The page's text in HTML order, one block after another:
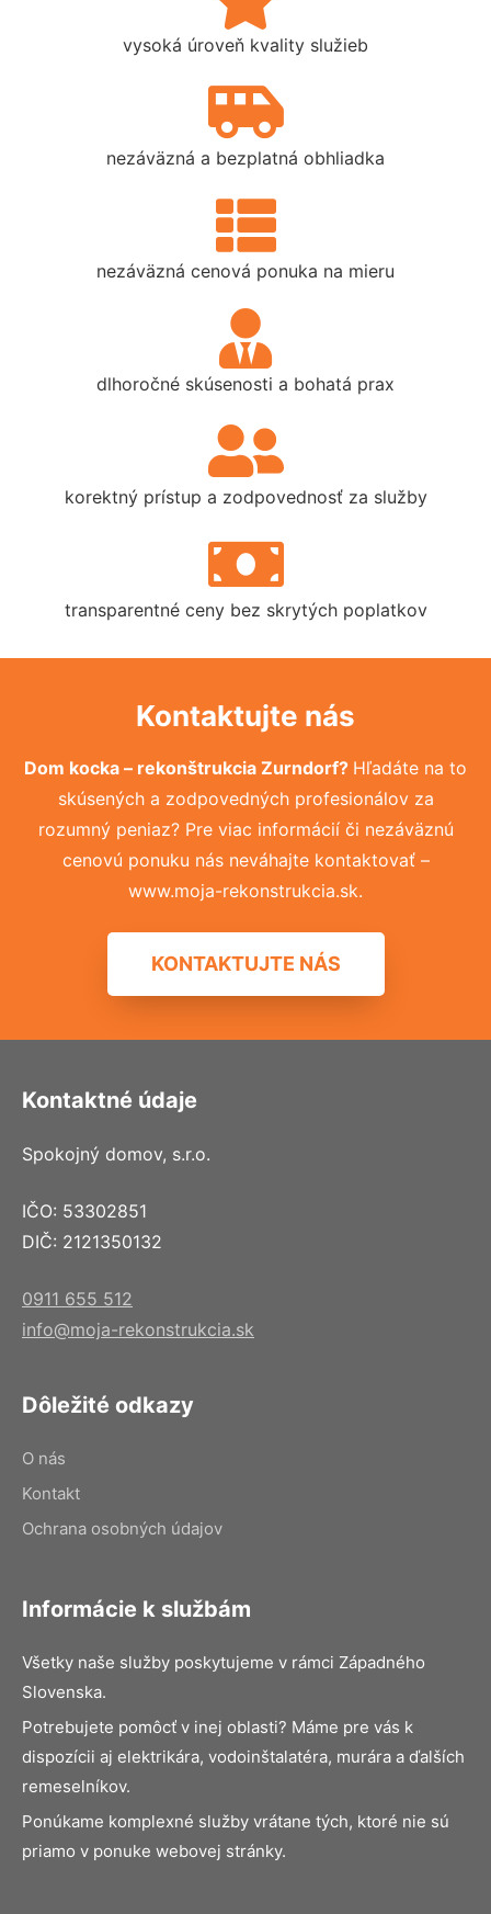
vysoká úroveň kvality služieb
nezáväzná a bezplatná obhliadka
nezáväzná cenová ponuka na mieru
dlhoročné skúsenosti a bohatá prax
korektný prístup a zodpovednosť za služby
transparentné ceny bez skrytých poplatkov
Kontaktujte nás
Dom kocka – rekonštrukcia Zurndorf? Hľadáte na to
skúsených a zodpovedných profesionálov za
rozumný peniaz? Pre viac informácií či nezáväznú
cenovú ponuku nás neváhajte kontaktovať –
www.moja-rekonstrukcia.sk.
KONTAKTUJTE NÁS
Kontaktné údaje
Spokojný domov, s.r.o.
IČO: 53302851
DIČ: 2121350132
0911 655 512
info@moja-rekonstrukcia.sk
Dôležité odkazy
O nás
Kontakt
Ochrana osobných údajov
Informácie k službám
Všetky naše služby poskytujeme v rámci Západného
Slovenska.
Potrebujete pomôcť v inej oblasti? Máme pre vás k
dispozícii aj elektrikára, vodoinštalatéra, murára a ďalších
remeselníkov.
Ponúkame komplexné služby vrátane tých, ktoré nie sú
priamo v ponuke webovej stránky.